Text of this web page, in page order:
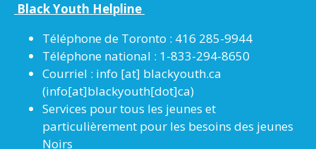
Black Youth Helpline
Téléphone de Toronto : 416 285-9944
Téléphone national : 1-833-294-8650
Courriel : info [at] blackyouth.ca
(info[at]blackyouth[dot]ca)
Services pour tous les jeunes et
particulièrement pour les besoins des jeunes
Noirs